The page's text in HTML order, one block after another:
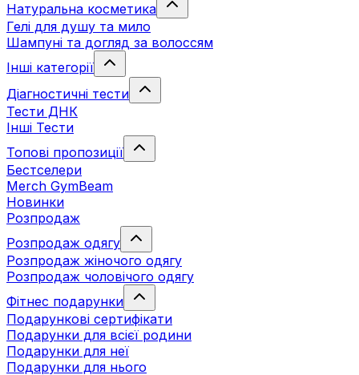
Натуральна косметика
Гелі для душу та мило
Шампуні та догляд за волоссям
Інші категорії
Діагностичні тести
Тести ДНК
Інші Тести
Топові пропозиції
Бестселери
Merch GymBeam
Новинки
Розпродаж
Розпродаж одягу
Розпродаж жіночого одягу
Розпродаж чоловічого одягу
Фітнес подарунки
Подарункові сертифікати
Подарунки для всієї родини
Подарунки для неї
Подарунки для нього